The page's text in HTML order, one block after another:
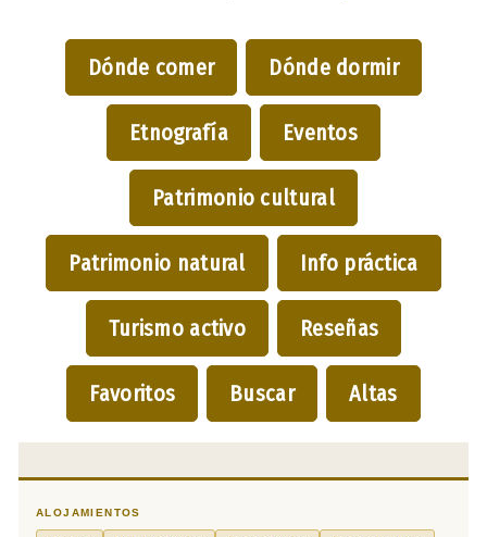
Dónde comer Dónde dormir
Etnografía Eventos
Patrimonio cultural
Patrimonio natural Info práctica
Turismo activo Reseñas
Favoritos Buscar Altas